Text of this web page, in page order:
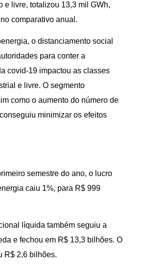
e livre, totalizou 13,3 mil GWh,
comparativo anual.
o distanciamento social
para conter a
covid-19 impactou as classes
e livre. O segmento
como o aumento do número de
minimizar os efeitos
semestre do ano, o lucro
caiu 1%, para R$ 999
líquida também seguiu a
e fechou em R$ 13,3 bilhões. O
R$ 2,6 bilhões.